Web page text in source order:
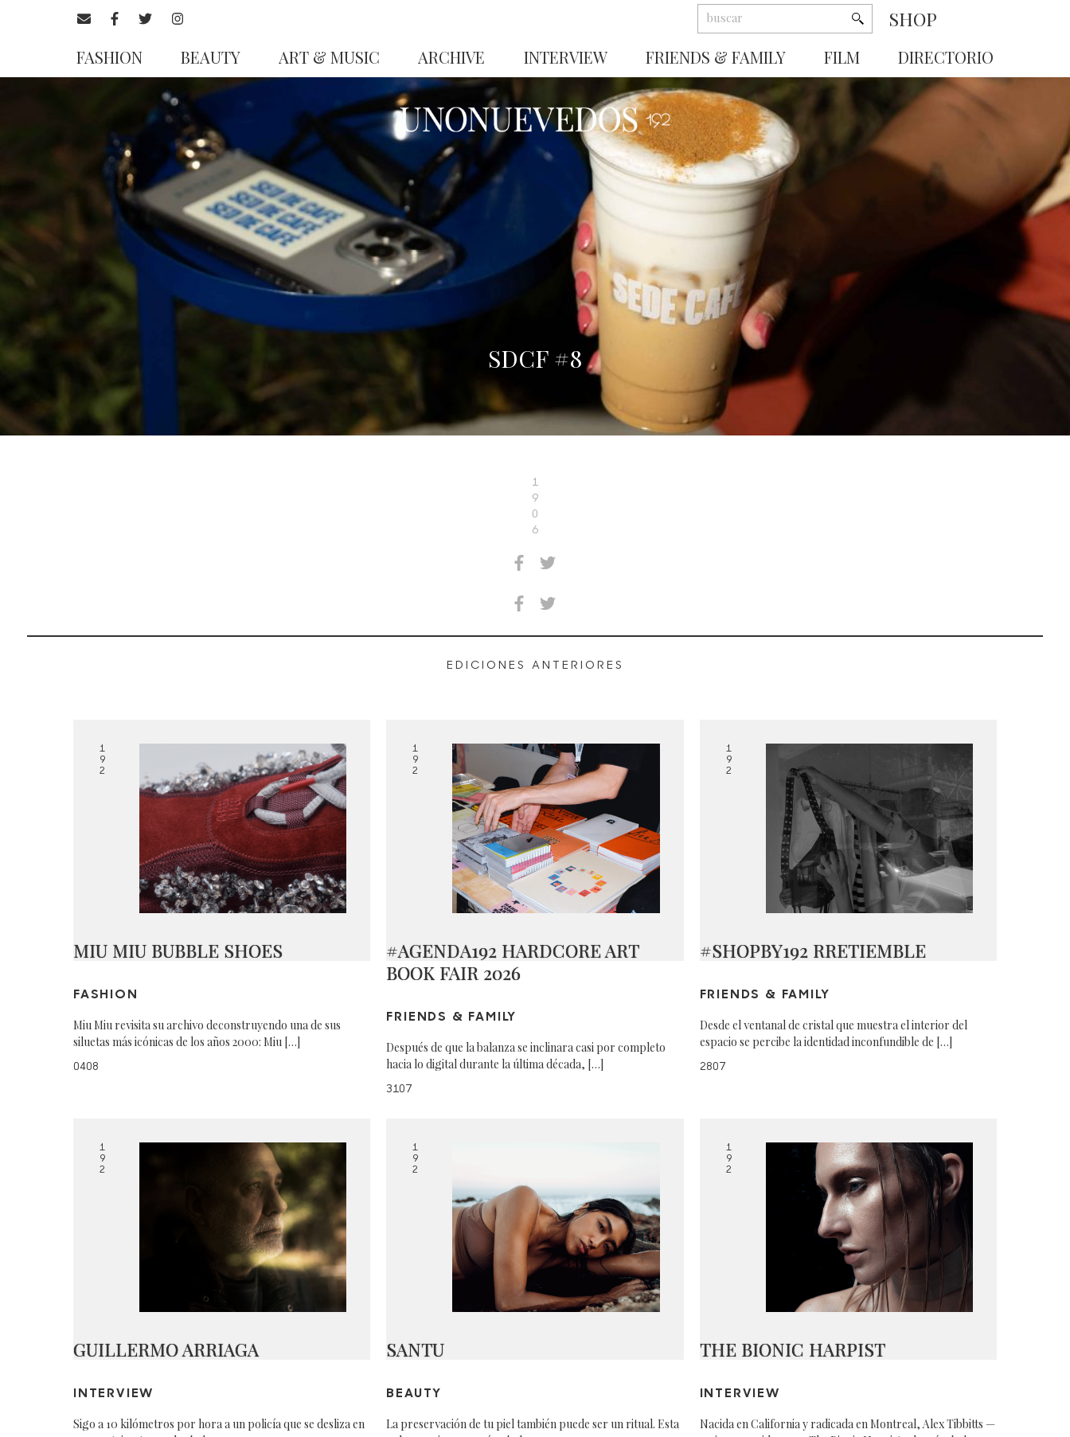
SHOP
FASHION BEAUTY ART & MUSIC ARCHIVE INTERVIEW FRIENDS & FAMILY FILM DIRECTORIO
SDCF #8
1
9
0
6
EDICIONES ANTERIORES
1
9
2
MIU MIU BUBBLE SHOES
FASHION
Miu Miu revisita su archivo deconstruyendo una de sus
siluetas más icónicas de los años 2000: Miu […]
0408
1
9
2
#AGENDA192 HARDCORE ART
BOOK FAIR 2026
FRIENDS & FAMILY
Después de que la balanza se inclinara casi por completo
hacia lo digital durante la última década, […]
3107
1
9
2
#SHOPBY192 RRETIEMBLE
FRIENDS & FAMILY
Desde el ventanal de cristal que muestra el interior del
espacio se percibe la identidad inconfundible de […]
2807
1
9
2
GUILLERMO ARRIAGA
INTERVIEW
Sigo a 10 kilómetros por hora a un policía que se desliza en
1
9
2
SANTU
BEAUTY
La preservación de tu piel también puede ser un ritual. Esta
1
9
2
THE BIONIC HARPIST
INTERVIEW
Nacida en California y radicada en Montreal, Alex Tibbitts —